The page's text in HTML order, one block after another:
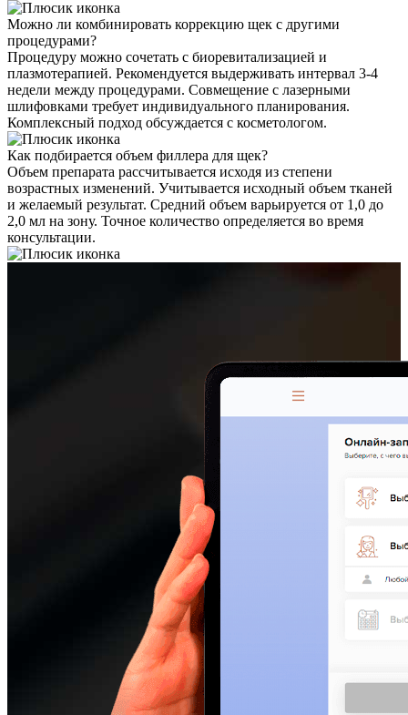
Можно ли комбинировать коррекцию щек с другими
процедурами?
Процедуру можно сочетать с биоревитализацией и
плазмотерапией. Рекомендуется выдерживать интервал 3-4
недели между процедурами. Совмещение с лазерными
шлифовками требует индивидуального планирования.
Комплексный подход обсуждается с косметологом.
Как подбирается объем филлера для щек?
Объем препарата рассчитывается исходя из степени
возрастных изменений. Учитывается исходный объем тканей
и желаемый результат. Средний объем варьируется от 1,0 до
2,0 мл на зону. Точное количество определяется во время
консультации.